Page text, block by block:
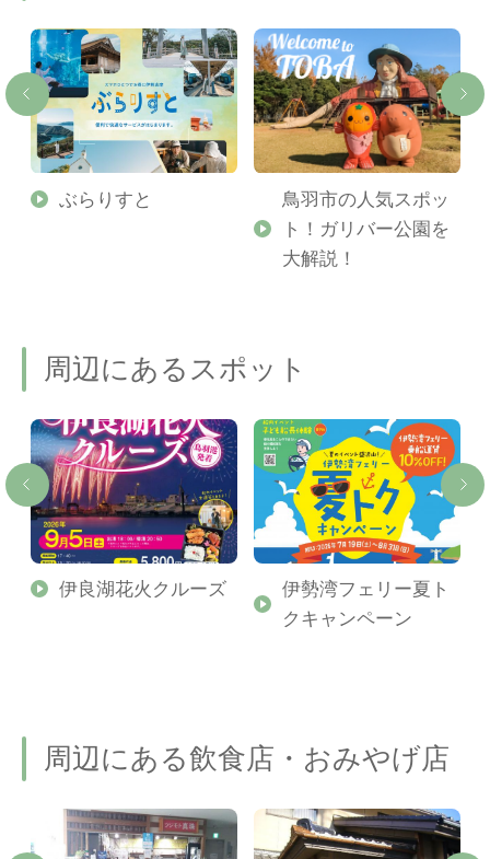
ぶらりすと
鳥羽市の人気スポッ
ト！ガリバー公園を
大解説！
周辺にあるスポット
伊良湖花火クルーズ
伊勢湾フェリー夏ト
クキャンペーン
周辺にある飲食店・おみやげ店